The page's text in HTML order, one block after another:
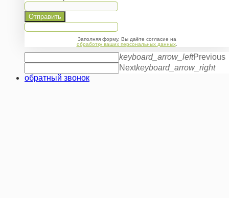
Отправить
Заполняя форму, Вы даёте согласие на
обработку ваших персональных данных.
keyboard_arrow_leftPrevious
Nextkeyboard_arrow_right
обратный звонок